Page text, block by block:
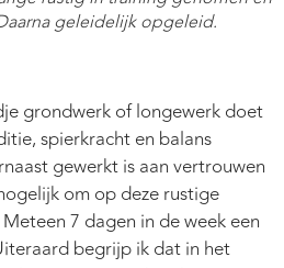
geleidelijk opgeleid.
grondwerk of longewerk doet
spierkracht en balans
gewerkt is aan vertrouwen
om op deze rustige
7 dagen in de week een
begrijp ik dat in het